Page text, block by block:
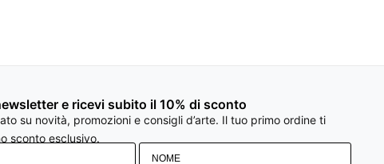
e ricevi subito il 10% di sconto
su novità, promozioni e consigli d’arte. Il tuo primo ordine ti
sconto esclusivo.